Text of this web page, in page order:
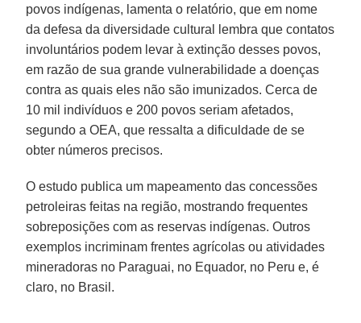
povos indígenas, lamenta o relatório, que em nome
da defesa da diversidade cultural lembra que contatos
involuntários podem levar à extinção desses povos,
em razão de sua grande vulnerabilidade a doenças
contra as quais eles não são imunizados. Cerca de
10 mil indivíduos e 200 povos seriam afetados,
segundo a OEA, que ressalta a dificuldade de se
obter números precisos.
O estudo publica um mapeamento das concessões
petroleiras feitas na região, mostrando frequentes
sobreposições com as reservas indígenas. Outros
exemplos incriminam frentes agrícolas ou atividades
mineradoras no Paraguai, no Equador, no Peru e, é
claro, no Brasil.